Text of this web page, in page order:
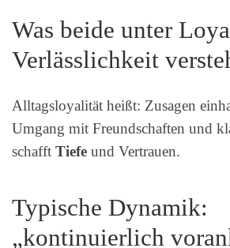
Was beide unter
Verlässlichkeit
Alltagsloyalität heißt: Zusagen
Umgang mit Freundschaften und
schafft Tiefe und Vertrauen.
Typische Dynamik:
„kontinuierlich